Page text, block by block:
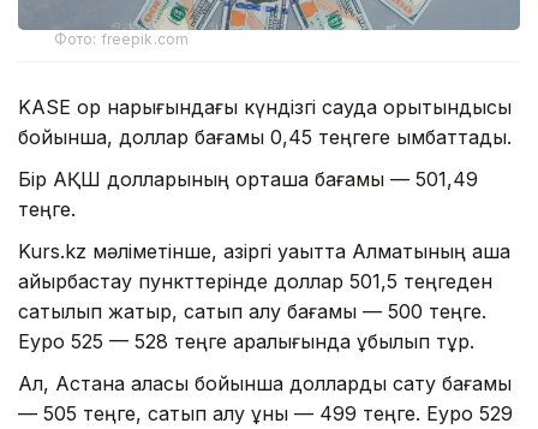
Фото: freepik.com
KASE қор нарығындағы күндізгі сауда қорытындысы
бойынша, доллар бағамы 0,45 теңгеге қымбаттады.
Бір АҚШ долларының орташа бағамы — 501,49
теңге.
Kurs.kz мәліметінше, қазіргі уақытта Алматының ақша
айырбастау пункттерінде доллар 501,5 теңгеден
сатылып жатыр, сатып алу бағамы — 500 теңге.
Еуро 525 — 528 теңге аралығында құбылып тұр.
Ал, Астана қаласы бойынша долларды сату бағамы
— 505 теңге, сатып алу құны — 499 теңге. Еуро 529